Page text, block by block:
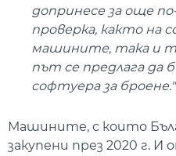
допринесе за още
проверка, както на
машините, така и
път се предлага да
софтуера за броене."
Машините, с които
закупени през 2020 г. И